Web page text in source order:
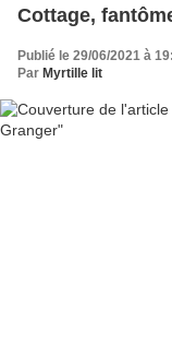
Cottage,
Publié le 29/06/2021 à
Par Myrtille lit